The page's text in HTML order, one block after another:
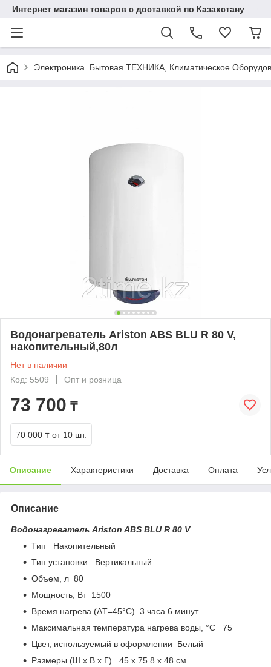
Интернет магазин товаров с доставкой по Казахстану
Электроника. Бытовая ТЕХНИКА, Климатическое
Водонагреватель Ariston ABS BLU R 80 V,
накопительный,80л
Нет в наличии
Код: 5509
Опт и розница
73 700 ₸
70 000 ₸ от 10 шт.
Описание Характеристики Доставка Оплата
Описание
Водонагреватель Ariston ABS BLU R 80 V
Тип Накопительный
Тип установки Вертикальный
Объем, л 80
Мощность, Вт 1500
Время нагрева (ΔT=45°C) 3 часа 6 минут
Максимальная температура нагрева воды, °C 75
Цвет, используемый в оформлении Белый
Размеры (Ш х В х Г) 45 х 75.8 х 48 см